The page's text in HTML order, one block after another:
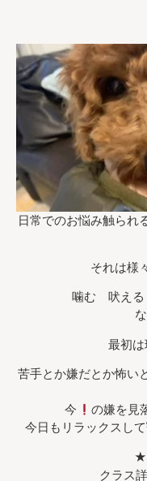
日常でのお悩み触られ
それは様
噛む 吠え
最初は
苦手とか嫌だとか怖い
今
の嫌を見
今日もリラックスし
クラス